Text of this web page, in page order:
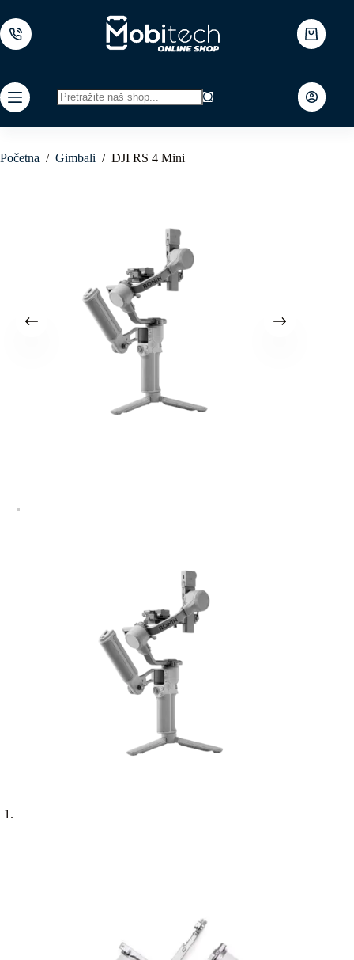
to
content
Shopping
cart
results
Početna / Gimbali / DJI RS 4 Mini